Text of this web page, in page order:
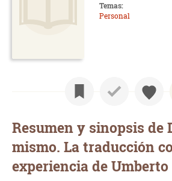
Temas:
Personal
Resumen y sinopsis de
mismo. La traducción
experiencia de Umberto